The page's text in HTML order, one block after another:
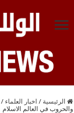
الرئيسية / اخبار العلماء /
والحروب في العالم الاسلام